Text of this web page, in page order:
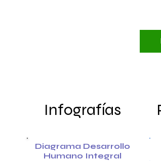
Infografías
Diagrama Desarrollo
Humano Integral